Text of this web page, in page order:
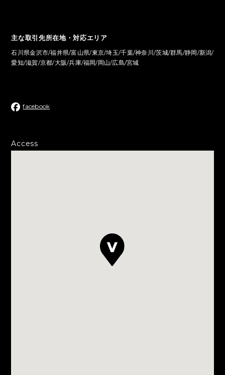
主な取引先所在地・対応エリア
石川県金沢市/福井県/富山県/東京/埼玉/千葉/神奈川/茨城/群馬/静岡/新潟/
愛知/滋賀/京都/大阪/兵庫/福岡/岡山/広島/宮城
facebook
Access